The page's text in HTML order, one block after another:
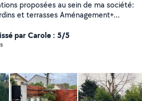
proposées au sein de ma société:
Aménagement+
pour tout compléments
par Carole : 5/5